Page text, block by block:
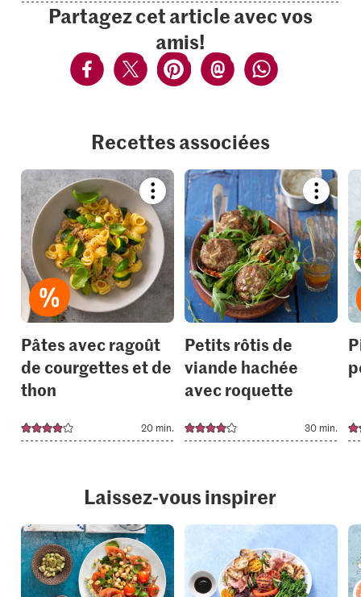
Partagez cet article avec vos
amis!
Recettes associées
Bookmark
recipe
or
add
it
your
collections.
Pâtes avec ragoût
de courgettes et de
thon
20 min.
recipe
or
add
it
to
your
Petits rôtis de
viande hachée
avec roquette
30 min.
Laissez-vous inspirer